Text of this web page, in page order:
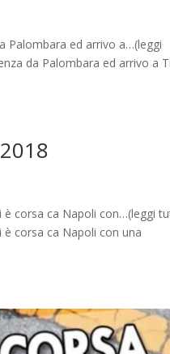
Palombara ed arrivo a…(leggi
da Palombara ed arrivo a
è corsa ca Napoli con…(leggi
è corsa ca Napoli con una